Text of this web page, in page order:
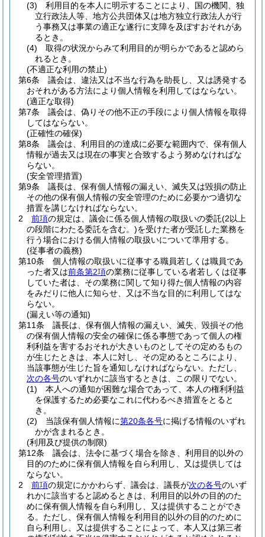
(3)
利用目的を本人に明示することにより、国の機関、独
立行政法人等、地方公共団体又は地方独立行政法人が行
う事務又は事業の適正な遂行に支障を及ぼすおそれがあ
るとき。
(4)
取得の状況からみて利用目的が明らかであると認めら
れるとき。
(不適正な利用の禁止)
第6条
議会は、違法又は不当な行為を助長し、又は誘発する
おそれがある方法により個人情報を利用してはならない。
(適正な取得)
第7条
議会は、偽りその他不正の手段により個人情報を取得
してはならない。
(正確性の確保)
第8条
議会は、利用目的の達成に必要な範囲内で、保有個人
情報が過去又は現在の事実と合致するよう努めなければな
らない。
(安全管理措置)
第9条
議長は、保有個人情報の漏えい、滅失又は毀損の防止
その他の保有個人情報の安全管理のために必要かつ適切な
措置を講じなければならない。
2
前項の規定は、議会に係る個人情報の取扱いの委託(2以上
の段階にわたる委託を含む。)を受けた者が受託した業務を
行う場合における個人情報の取扱いについて準用する。
(従事者の義務)
第10条
個人情報の取扱いに従事する職員若しくは職員であ
った者又は前条第2項の業務に従事している者若しくは従事
していた者は、その業務に関して知り得た個人情報の内容
をみだりに他人に知らせ、又は不当な目的に利用してはな
らない。
(漏えい等の通知)
第11条
議長は、保有個人情報の漏えい、滅失、毀損その他
の保有個人情報の安全の確保に係る事態であって個人の権
利利益を害するおそれが大きいものとしてその定めるもの
が生じたときは、本人に対し、その定めるところにより、
当該事態が生じた旨を通知しなければならない。 ただし、
次の各号のいずれかに該当するときは、この限りでない。
(1)
本人への通知が困難な場合であって、本人の権利利益
を保護するため必要なこれに代わるべき措置をとると
き。
(2)
当該保有個人情報に第20条各号に掲げる情報のいずれ
かが含まれるとき。
(利用及び提供の制限)
第12条
議会は、法令に基づく場合を除き、利用目的以外の
目的のために保有個人情報を自ら利用し、又は提供しては
ならない。
2
前項の規定にかかわらず、議会は、議長が次の各号のいず
れかに該当すると認めるときは、利用目的以外の目的のた
めに保有個人情報を自ら利用し、又は提供することができ
る。 ただし、保有個人情報を利用目的以外の目的のために
自ら利用し、又は提供することによって、本人又は第三者